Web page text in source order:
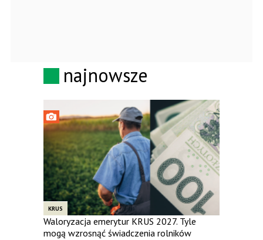
najnowsze
KRUS
Waloryzacja emerytur KRUS 2027. Tyle
mogą wzrosnąć świadczenia rolników